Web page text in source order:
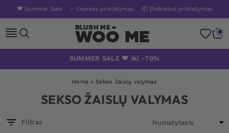
❤️ Summer Sale ✨ Express pristatymas 📦 Diskretus pristatymas
Woo Me 0
SUMMER SALE ❤️ Iki -70%
Home »Sekso žaislų valymas
SEKSO ŽAISLŲ VALYMAS
Filtras